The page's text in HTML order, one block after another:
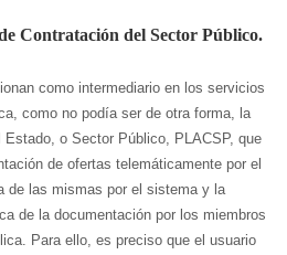
Contratación del Sector Público.
como intermediario en los servicios
como no podía ser de otra forma, la
o Sector Público, PLACSP, que
de ofertas telemáticamente por el
de las mismas por el sistema y la
de la documentación por los miembros
Para ello, es preciso que el usuario